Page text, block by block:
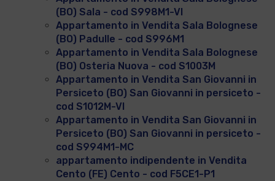
(BO) Sala - cod S998M1-VI
Appartamento in Vendita Sala Bolognese
(BO) Padulle - cod S996M1
Appartamento in Vendita Sala Bolognese
(BO) Osteria Nuova - cod S1003M
Appartamento in Vendita San Giovanni in
Persiceto (BO) San Giovanni in persiceto -
cod S1012M-VI
Appartamento in Vendita San Giovanni in
Persiceto (BO) San Giovanni in persiceto -
cod S994M1-MC
appartamento indipendente in Vendita
Cento (FE) Cento - cod F5CE1-P1